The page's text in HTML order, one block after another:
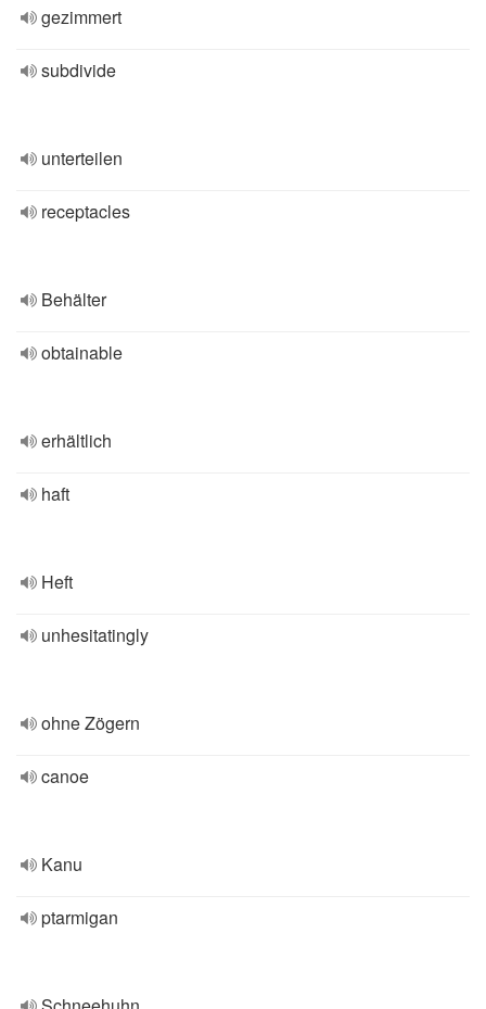
gezimmert
subdivide
unterteilen
receptacles
Behälter
obtainable
erhältlich
haft
Heft
unhesitatingly
ohne Zögern
canoe
Kanu
ptarmigan